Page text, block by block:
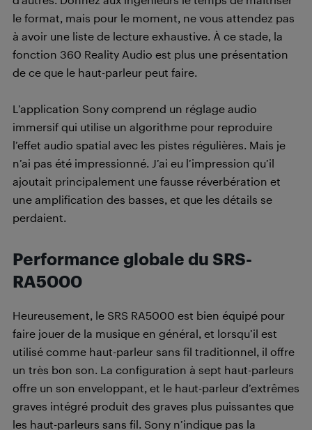
le format, mais pour le moment, ne vous attendez pas
à avoir une liste de lecture exhaustive. À ce stade, la
fonction 360 Reality Audio est plus une présentation
de ce que le haut-parleur peut faire.
L’application Sony comprend un réglage audio
immersif qui utilise un algorithme pour reproduire
l’effet audio spatial avec les pistes régulières. Mais je
n’ai pas été impressionné. J’ai eu l’impression qu’il
ajoutait principalement une fausse réverbération et
une amplification des basses, et que les détails se
perdaient.
Performance globale du SRS-
RA5000
Heureusement, le SRS RA5000 est bien équipé pour
faire jouer de la musique en général, et lorsqu’il est
utilisé comme haut-parleur sans fil traditionnel, il offre
un très bon son. La configuration à sept haut-parleurs
offre un son enveloppant, et le haut-parleur d’extrêmes
graves intégré produit des graves plus puissantes que
les haut-parleurs sans fil. Sony n’indique pas la